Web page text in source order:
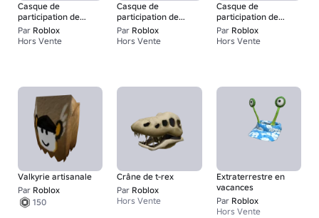
Casque de
participation de
football américain
en or
Par Roblox
Hors Vente
1
Casque de
participation de
football américain
en or
Par Roblox
Hors Vente
1
Casque de
participation de
football américain
en or
Par Roblox
Hors Vente
Valkyrie artisanale
Par Roblox
150
Crâne de t-rex
Par Roblox
Hors Vente
Extraterrestre en
vacances
Par Roblox
Hors Vente